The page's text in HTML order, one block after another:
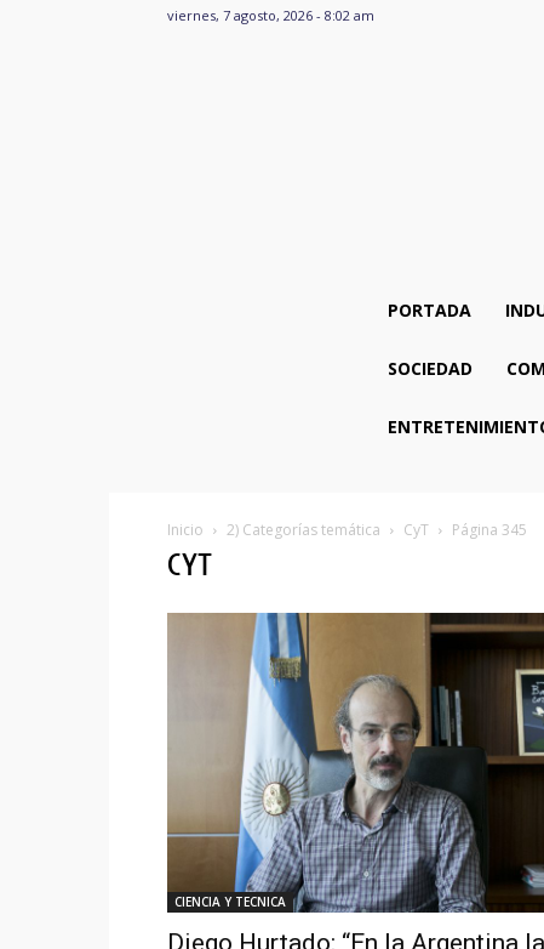
viernes, 7 agosto, 2026 - 8:02 am
PORTADA
SOCIEDAD
Inicio 2) Categorías temática CyT Página 345
CYT
CIENCIA Y TECNICA
Diego Hurtado: “En la Argentina la